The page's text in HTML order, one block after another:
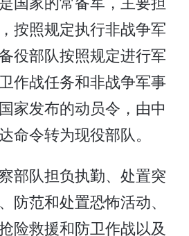
按照规定执行非战争军
役部队按照规定进行军
作战任务和非战争军事
家发布的动员令，由中
命令转为现役部队。
部队担负执勤、处置突
防范和处置恐怖活动、
险救援和防卫作战以及